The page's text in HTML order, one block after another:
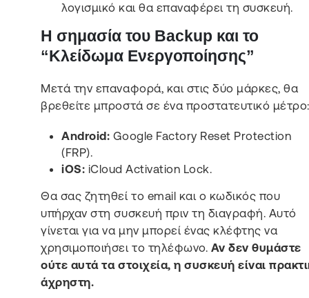
λογισμικό και θα επαναφέρει τη συσκευή.
Η σημασία του Backup και το
“Κλείδωμα Ενεργοποίησης”
Μετά την επαναφορά, και στις δύο μάρκες, θα
βρεθείτε μπροστά σε ένα προστατευτικό μέτρο:
Android: Google Factory Reset Protection
(FRP).
iOS: iCloud Activation Lock.
Θα σας ζητηθεί το email και ο κωδικός που
υπήρχαν στη συσκευή πριν τη διαγραφή. Αυτό
γίνεται για να μην μπορεί ένας κλέφτης να
χρησιμοποιήσει το τηλέφωνο. Αν δεν θυμάστε
ούτε αυτά τα στοιχεία, η συσκευή είναι
άχρηστη.